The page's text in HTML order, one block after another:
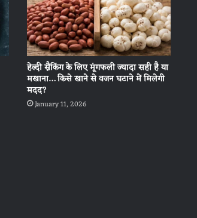
हेल्दी स्नैकिंग के लिए मूंगफली ज्यादा सही है या
मखाना… किसे खाने से वजन घटाने में मिलेगी
मदद?
January 11, 2026